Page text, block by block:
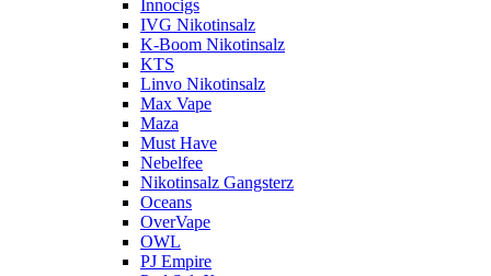
Innocigs
IVG Nikotinsalz
K-Boom Nikotinsalz
KTS
Linvo Nikotinsalz
Max Vape
Maza
Must Have
Nebelfee
Nikotinsalz Gangsterz
Oceans
OverVape
OWL
PJ Empire